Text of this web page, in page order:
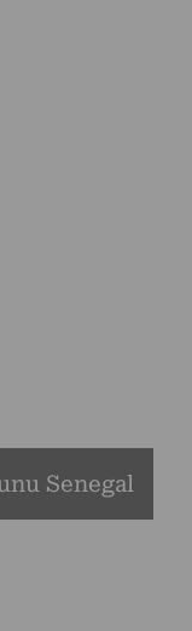
Senegal